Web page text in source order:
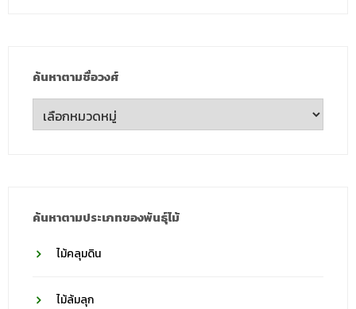
ค้นหาตามชื่อวงศ์
ค้นหา
ตาม
ค้นหาตามประเภทของพันธุ์ไม้
ไม้คลุมดิน
ไม้ล้มลุก